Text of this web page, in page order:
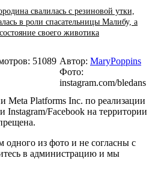
свалилась с резиновой утки,
в роли спасательницы Малибу, а
своего животика
51089 Автор: MaryPoppins
Фото:
instagram.com/bledans
Meta Platforms Inc. по реализации
Instagram/Facebook на территории
одного из фото и не согласны с
в администрацию и мы